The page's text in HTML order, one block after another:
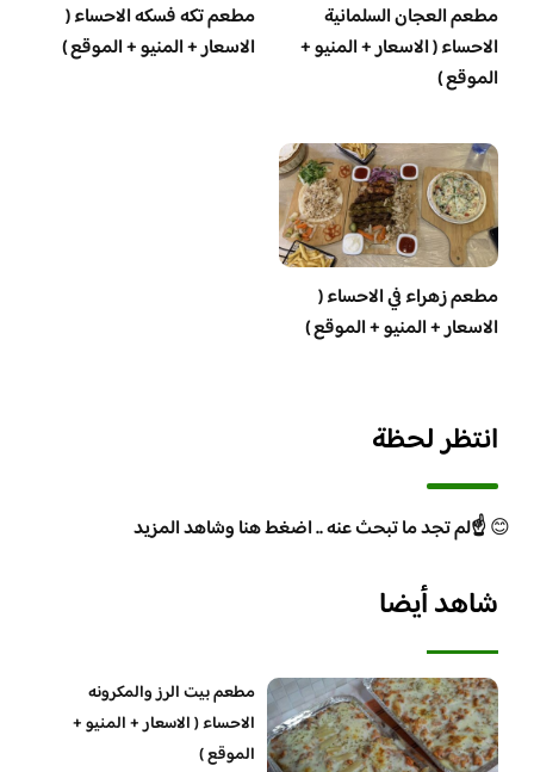
مطعم العجان السلمانية
الاحساء ( الاسعار + المنيو +
الموقع )
مطعم تكه فسكه الاحساء (
الاسعار + المنيو + الموقع )
مطعم زهراء في الاحساء (
الاسعار + المنيو + الموقع )
انتظر لحظة
😊☝️لم تجد ما تبحث عنه .. اضغط هنا وشاهد المزيد
شاهد أيضا
مطعم بيت الرز والمكرونه
الاحساء ( الاسعار + المنيو +
الموقع )